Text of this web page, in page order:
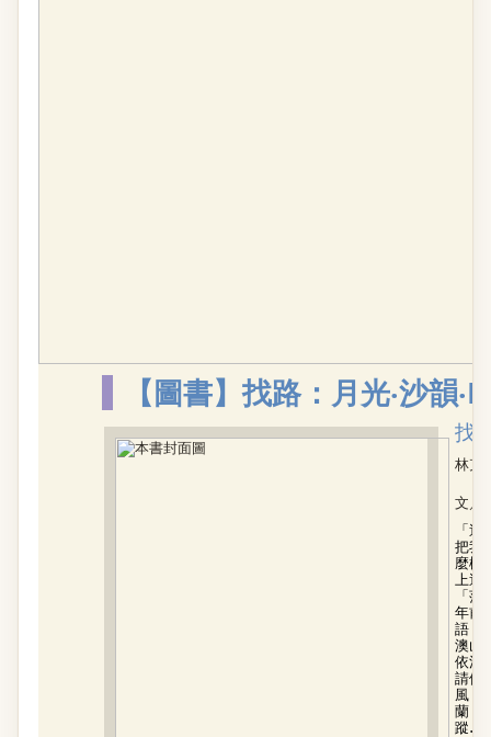
【圖書】找路：月光‧沙韻
找
林克
文／
「
把我
麼樣
上這
「
年前
語：
澳山
依法
請他
風，
蘭，
蹤